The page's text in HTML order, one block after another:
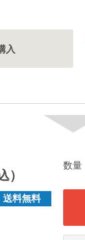
入
）
送料無料
数量